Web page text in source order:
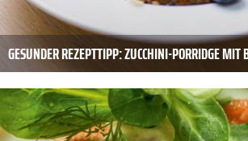
GESUNDER REZEPTTIPP: ZUCCHINI-PORRIDGE MIT